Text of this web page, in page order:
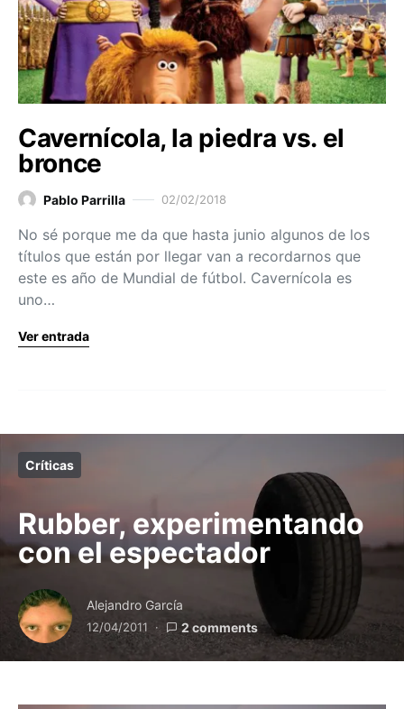
Cavernícola, la piedra vs. el
bronce
Pablo Parrilla 02/02/2018
No sé porque me da que hasta junio algunos de los
títulos que están por llegar van a recordarnos que
este es año de Mundial de fútbol. Cavernícola es
uno…
Ver entrada
Críticas
Rubber, experimentando
con el espectador
Alejandro García
12/04/2011 2 comments